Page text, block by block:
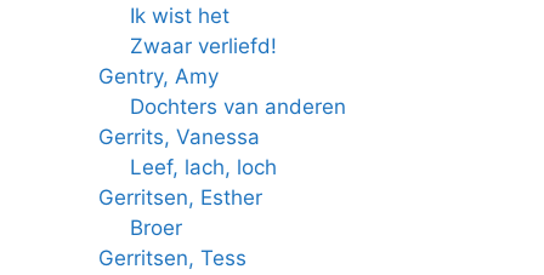
Ik wist het
Zwaar verliefd!
Gentry, Amy
Dochters van anderen
Gerrits, Vanessa
Leef, lach, loch
Gerritsen, Esther
Broer
Gerritsen, Tess